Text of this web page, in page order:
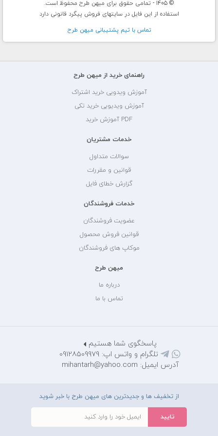
© 1405 - تمامی حقوق برای میهن طرح محفوظ است.
استفاده از این فایل در سایتهای فروش پیگرد قانونی دارد
تماس با تيم پشتيبانی ميهن طرح
راهنمای خرید از میهن طرح
آموزش ویدویی خرید اشتراک
آموزش ویدیویی خرید تکی
PDF آموزش خرید
خدمات مشتریان
سوالات متداول
قوانین و مقررات
گزارش خطای فایل
خدمات فروشندگان
عضویت فروشندگان
قوانین فروش محصول
موکاپ های فروشندگان
میهن طرح
درباره ما
تماس با ما
پاسخگوی شما هستیم
تلگرام و واتس اپ: 09128509979
آدرس ایمیل: mihantarh@yahoo.com
از تخفیف ها و جدیدترین های میهن طرح با خبر شوید